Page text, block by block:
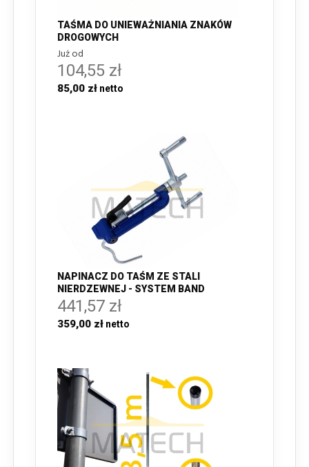
TAŚMA DO UNIEWAŻNIANIA ZNAKÓW
DROGOWYCH
Już od
104,55 zł
85,00 zł
NAPINACZ DO TAŚM ZE STALI
NIERDZEWNEJ - SYSTEM BAND
441,57 zł
359,00 zł